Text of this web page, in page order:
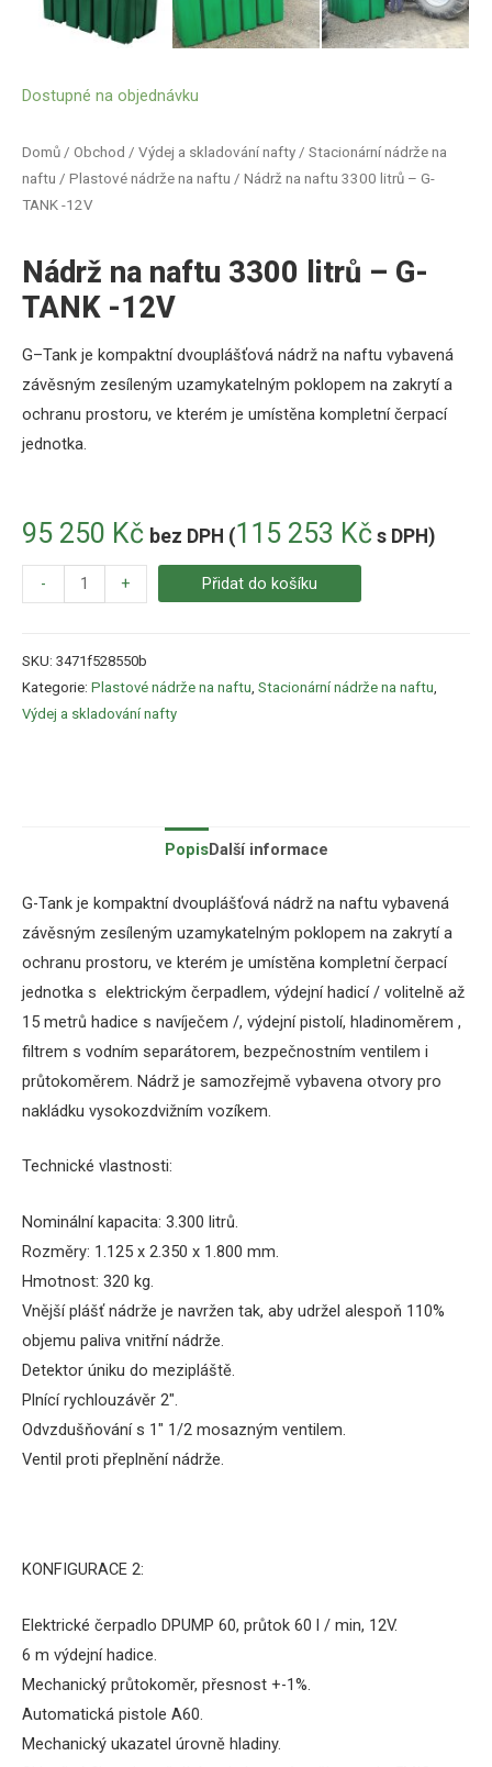
Domů / Obchod / Výdej a skladování nafty / Stacionární nádrže na
naftu / Plastové nádrže na naftu / Nádrž na naftu 3300 litrů – G-
TANK -12V
Nádrž na naftu 3300 litrů – G-
TANK -12V
95 250 Kč bez DPH (115 253 Kč s DPH)
G–Tank je kompaktní dvouplášťová nádrž na naftu vybavená
závěsným zesíleným uzamykatelným poklopem na zakrytí a
ochranu prostoru, ve kterém je umístěna kompletní čerpací
jednotka.
Dostupné na objednávku
- + Přidat do košíku
SKU: 3471f528550b
Kategorie: Plastové nádrže na naftu, Stacionární nádrže na naftu,
Výdej a skladování nafty
PopisDalší informace
G-Tank je kompaktní dvouplášťová nádrž na naftu vybavená
závěsným zesíleným uzamykatelným poklopem na zakrytí a
ochranu prostoru, ve kterém je umístěna kompletní čerpací
jednotka s elektrickým čerpadlem, výdejní hadicí / volitelně až
15 metrů hadice s navíječem /, výdejní pistolí, hladinoměrem ,
filtrem s vodním separátorem, bezpečnostním ventilem i
průtokoměrem. Nádrž je samozřejmě vybavena otvory pro
nakládku vysokozdvižním vozíkem.
Technické vlastnosti:
Nominální kapacita: 3.300 litrů.
Rozměry: 1.125 x 2.350 x 1.800 mm.
Hmotnost: 320 kg.
Vnější plášť nádrže je navržen tak, aby udržel alespoň 110%
objemu paliva vnitřní nádrže.
Detektor úniku do mezipláště.
Plnící rychlouzávěr 2″.
Odvzdušňování s 1″ 1/2 mosazným ventilem.
Ventil proti přeplnění nádrže.
KONFIGURACE 2:
Elektrické čerpadlo DPUMP 60, průtok 60 l / min, 12V.
6 m výdejní hadice.
Mechanický průtokoměr, přesnost +-1%.
Automatická pistole A60.
Mechanický ukazatel úrovně hladiny.